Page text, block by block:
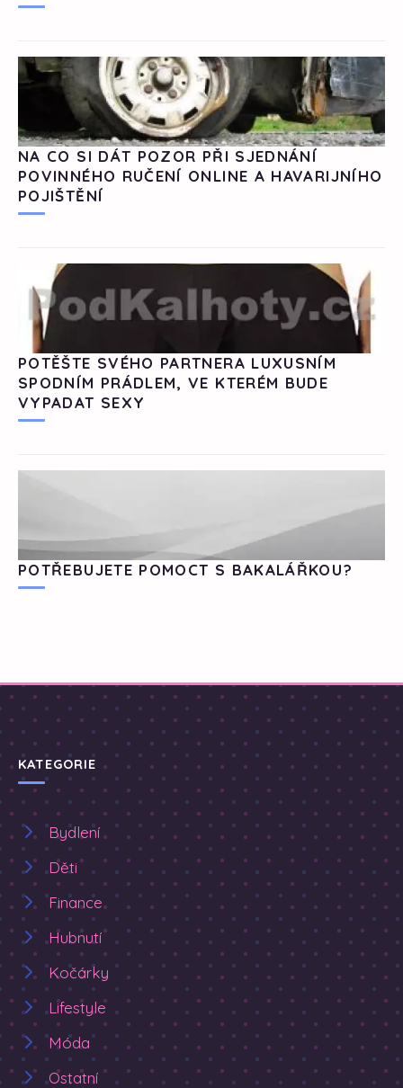
NA CO SI DÁT POZOR PŘI SJEDNÁNÍ
POVINNÉHO RUČENÍ ONLINE A HAVARIJNÍHO
POJIŠTĚNÍ
POTĚŠTE SVÉHO PARTNERA LUXUSNÍM
SPODNÍM PRÁDLEM, VE KTERÉM BUDE
VYPADAT SEXY
POTŘEBUJETE POMOCT S BAKALÁŘKOU?
KATEGORIE
Bydlení
Děti
Finance
Hubnutí
Kočárky
Lifestyle
Móda
Ostatní